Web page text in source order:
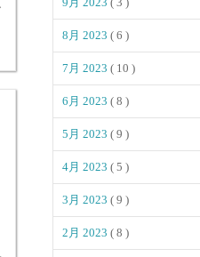
8月 2023 ( 6 )
7月 2023 ( 10 )
6月 2023 ( 8 )
5月 2023 ( 9 )
4月 2023 ( 5 )
3月 2023 ( 9 )
2月 2023 ( 8 )